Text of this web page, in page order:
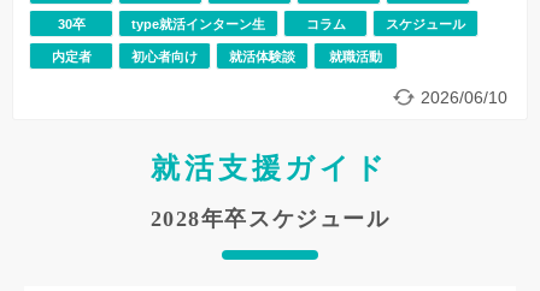
2026/06/10
30卒 type就活インターン生 コラム スケジュール
内定者 初心者向け 就活体験談 就職活動
就活支援ガイド
2028年卒スケジュール